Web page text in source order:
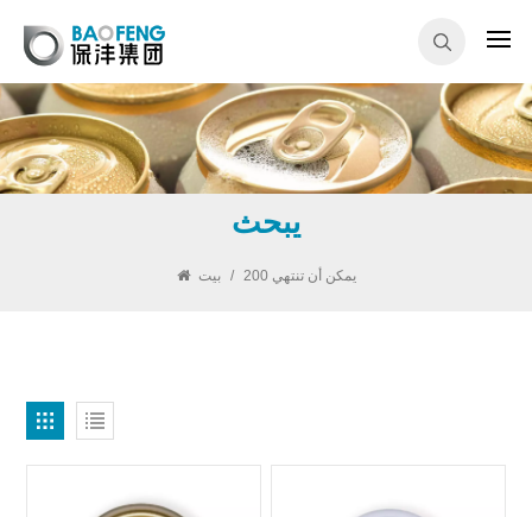
يبحث
بيت / 200 يمكن أن تنتهي